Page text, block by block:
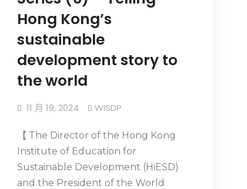
Hong Kong’s
sustainable
development story to
the world
11 月 19, 2024 WISDP
【 The Director of the Hong Kong
Institute of Education for
Sustainable Development (HiESD)
and the President of the World